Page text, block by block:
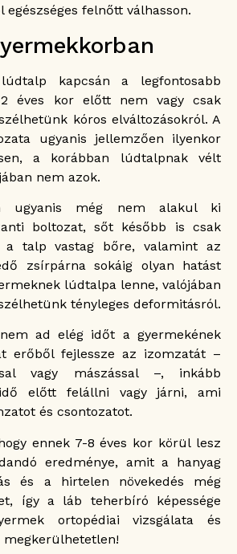
egészséges felnőtt válhasson.
kapcsán a legfontosabb
éves kor előtt nem vagy csak
kóros elváltozásokról. A
ugyanis jellemzően ilyenkor
a korábban lúdtalpnak vélt
nem azok.
ugyanis még nem alakul ki
boltozat, sőt később is csak
a talp vastag bőre, valamint az
zsírpárna sokáig olyan hatást
lúdtalpa lenne, valójában
tényleges deformitásról.
ad elég időt a gyermekének
erőből fejlessze az izomzatát –
vagy mászással –, inkább
előtt felállni vagy járni, ami
és csontozatot.
ennek 7-8 éves kor körül lesz
eredménye, amit a hanyag
és a hirtelen növekedés még
így a láb teherbíró képessége
ortopédiai vizsgálata és
megkerülhetetlen!